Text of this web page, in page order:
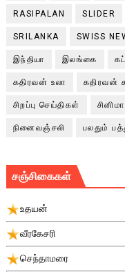
RASIPALAN SLIDER
SRILANKA SWISS
இந்தியா இலங்கை
கதிரவன் உலா கதிரவன்
சிறப்பு செய்திகள் சினிமா
நினைவஞ்சலி பலதும்
சஞ்சிகைகள்
உதயன்
வீரகேசரி
செந்தாமரை